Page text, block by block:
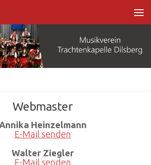
Webmaster
Heinzelmann
E-Mail senden
Walter Ziegler
E-Mail senden